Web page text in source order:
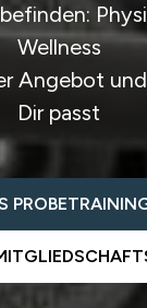
Wellness
Angebot
Dir passt